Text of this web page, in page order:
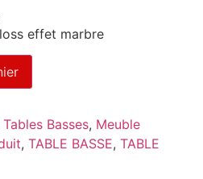
effet marbre
Basses, Meuble
, TABLE BASSE, TABLE